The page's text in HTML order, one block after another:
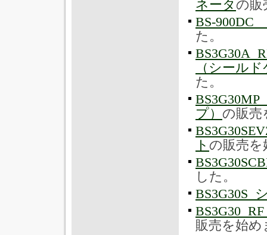
ネータ の販
BS-900DC
た。
BS3G30A
（シール
た。
プ） の販売
ト の販売
した。
BS3G30S
BS3G30
販売を始め